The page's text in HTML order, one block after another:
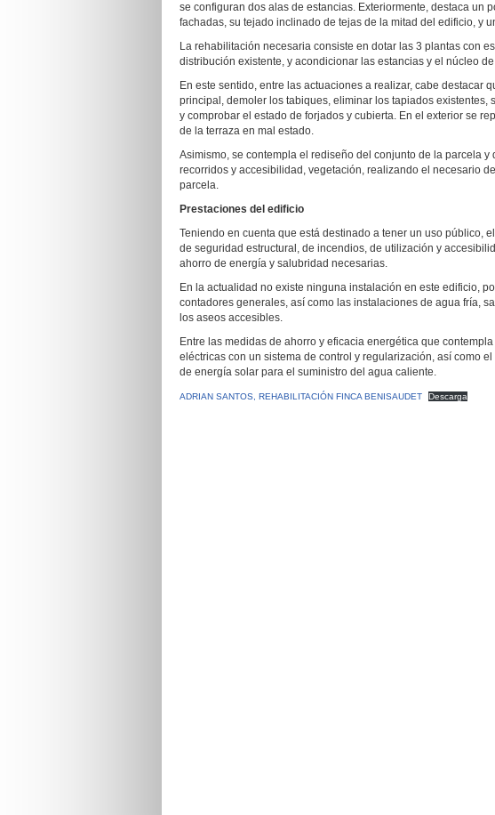
se configuran dos alas de estancias. Exteriormente, destaca un
fachadas, su tejado inclinado de tejas de la mitad del edificio, y
La rehabilitación necesaria consiste en dotar las 3 plantas con
distribución existente, y acondicionar las estancias y el núcleo
En este sentido, entre las actuaciones a realizar, cabe destacar
principal, demoler los tabiques, eliminar los tapiados existentes,
y comprobar el estado de forjados y cubierta. En el exterior se
de la terraza en mal estado.
Asimismo, se contempla el rediseño del conjunto de la parcela
recorridos y accesibilidad, vegetación, realizando el necesario
parcela.
Prestaciones del edificio
Teniendo en cuenta que está destinado a tener un uso público,
de seguridad estructural, de incendios, de utilización y
ahorro de energía y salubridad necesarias.
En la actualidad no existe ninguna instalación en este edificio,
contadores generales, así como las instalaciones de agua fría,
los aseos accesibles.
Entre las medidas de ahorro y eficacia energética que
eléctricas con un sistema de control y regularización, así como
de energía solar para el suministro del agua caliente.
ADRIAN SANTOS, REHABILITACIÓN FINCA BENISAUDET Descarga